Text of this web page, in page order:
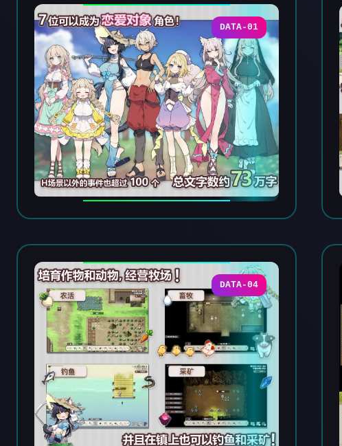
DATA-01
DATA-04